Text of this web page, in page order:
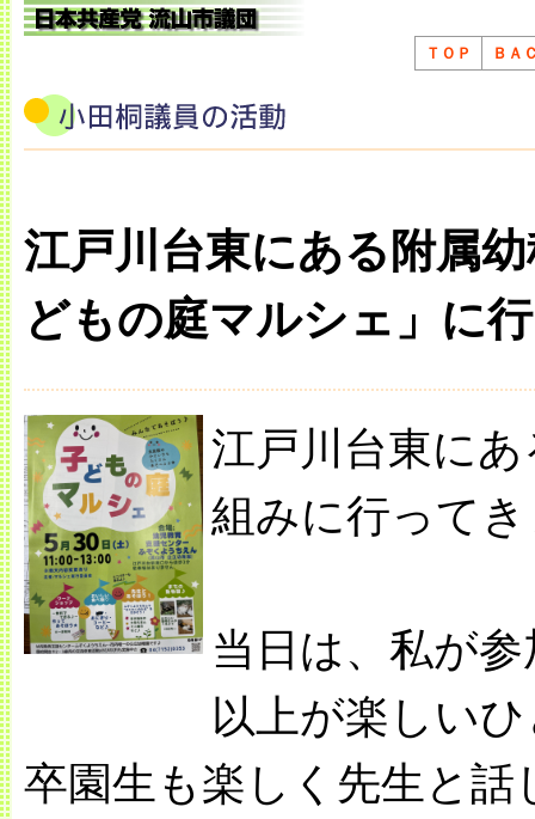
ＴＯＰ ＢＡ
江戸川台東にある附属
どもの庭マルシェ」に
江戸川台東に
組みに行って
当日は、私が
以上が楽しい
卒園生も楽しく先生と